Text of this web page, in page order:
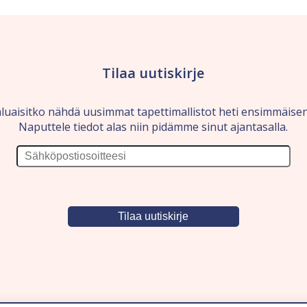
Tilaa uutiskirje
nähdä uusimmat tapettimallistot heti
Naputtele tiedot alas niin pidämme sinut ajantasalla.